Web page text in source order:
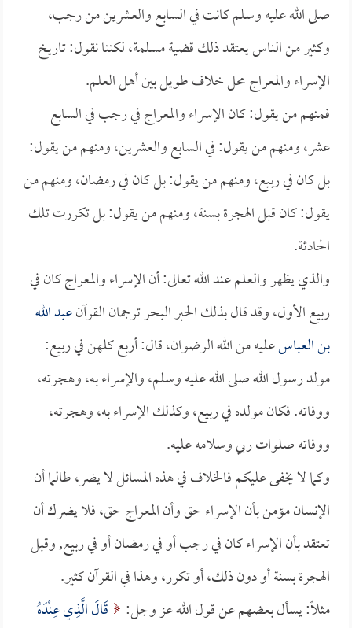
صلى الله عليه وسلم كانت في السابع والعشرين من رجب،
وكثير من الناس يعتقد ذلك قضية مسلمة، لكننا نقول: تاريخ
الإسراء والمعراج محل خلاف طويل بين أهل العلم.
فمنهم من يقول: كان الإسراء والمعراج في رجب في السابع
عشر، ومنهم من يقول: في السابع والعشرين، ومنهم من يقول:
بل كان في ربيع، ومنهم من يقول: بل كان في رمضان، ومنهم من
يقول: كان قبل الهجرة بسنة، ومنهم من يقول: بل تكررت تلك
الحادثة.
والذي يظهر والعلم عند الله تعالى: أن الإسراء والمعراج كان في
ربيع الأول، وقد قال بذلك الحبر البحر ترجمان القرآنعبد الله
بن العباسعليه من الله الرضوان، قال: أربع كلهن في ربيع:
مولد رسول الله صلى الله عليه وسلم، والإسراء به، وهجرته،
ووفاته. فكان مولده في ربيع، وكذلك الإسراء به، وهجرته،
ووفاته صلوات ربي وسلامه عليه.
وكما لا يخفى عليكم فالخلاف في هذه المسائل لا يضر، طالما أن
الإنسان مؤمن بأن الإسراء حق وأن المعراج حق، فلا يضرك أن
تعتقد بأن الإسراء كان في رجب أو في رمضان أو في ربيع, وقبل
الهجرة بسنة أو دون ذلك، أو تكرر، وهذا في القرآن كثير.
مثلاً: يسأل بعضهم عن قول الله عز وجل:
قَالَ الَّذِي عِنْدَهُ